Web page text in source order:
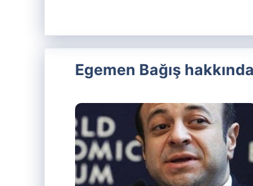
Egemen Bağış